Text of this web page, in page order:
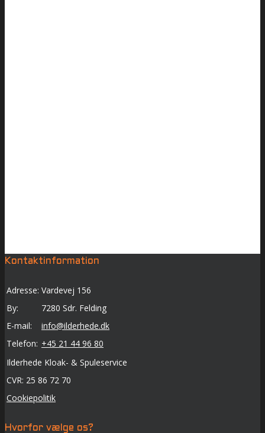
Kontaktinformation
Adresse: Vardevej 156
By:
7280 Sdr. Felding
E-mail:
info@ilderhede.dk
Telefon: +45 21 44 96 80
Ilderhede Kloak- & Spuleservice
CVR: 25 86 72 70
Cookiepolitik
Hvorfor vælge os?